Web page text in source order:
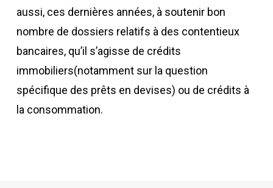
aussi, ces dernières années, à soutenir bon
nombre de dossiers relatifs à des contentieux
bancaires, qu’il s’agisse de crédits
immobiliers(notamment sur la question
spécifique des prêts en devises) ou de crédits à
la consommation.